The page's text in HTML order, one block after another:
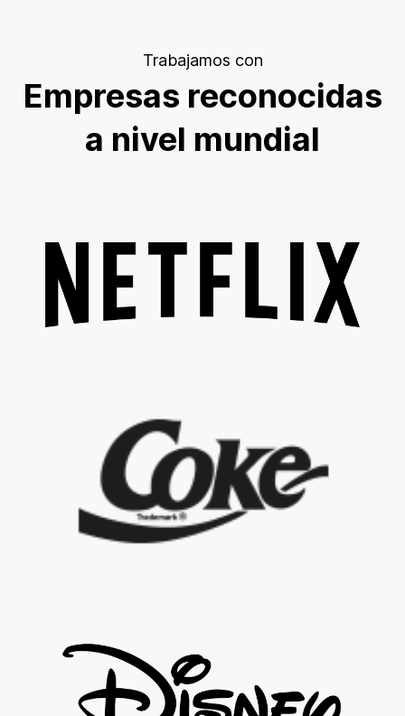
Trabajamos con
Empresas reconocidas
a nivel mundial